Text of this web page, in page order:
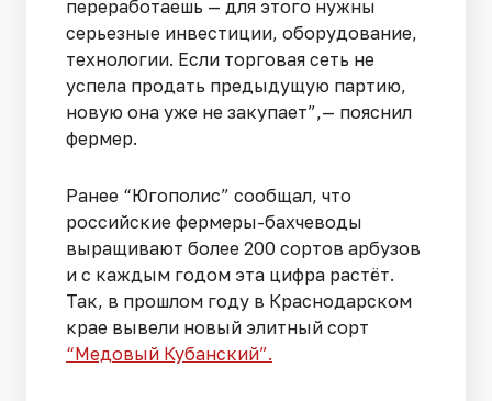
переработаешь — для этого нужны
серьезные инвестиции, оборудование,
технологии. Если торговая сеть не
успела продать предыдущую партию,
новую она уже не закупает”,— пояснил
фермер.
Ранее “Югополис” сообщал, что
российские фермеры-бахчеводы
выращивают более 200 сортов арбузов
и с каждым годом эта цифра растёт.
Так, в прошлом году в Краснодарском
крае вывели новый элитный сорт
“Медовый Кубанский”.